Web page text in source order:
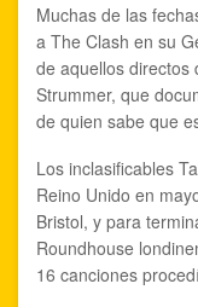
Muchas de las
a The Clash en su
de aquellos directos
Strummer, que
de quien sabe que
Los inclasificables
Reino Unido en
Bristol, y para
Roundhouse
16 canciones